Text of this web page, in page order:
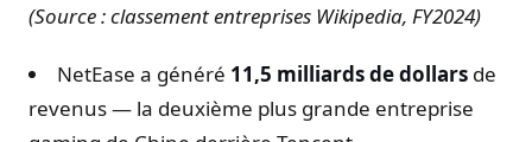
(Source : classement entreprises Wikipedia, FY2024)
NetEase a généré 11,5 milliards de dollars de
revenus — la deuxième plus grande entreprise